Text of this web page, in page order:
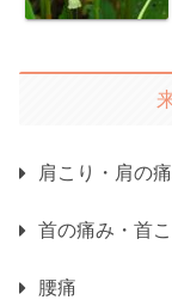
肩こり・肩の
首の痛み・首こ
腰痛